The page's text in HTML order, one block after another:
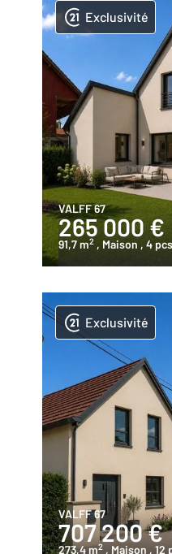
Exclusivité
VALFF 67
265 000 €
91,7 m2 , Maison , 4 pcs
Exclusivité
VALFF 67
707 200 €
273,4 m2 , Maison , 12